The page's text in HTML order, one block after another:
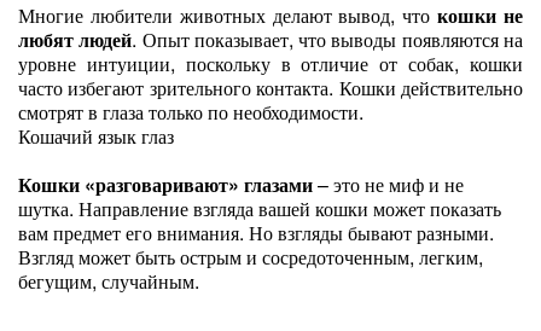
Многие любители животных делают вывод, что кошки не
любят людей. Опыт показывает, что выводы появляются на
уровне интуиции, поскольку в отличие от собак, кошки
часто избегают зрительного контакта. Кошки действительно
смотрят в глаза только по необходимости.
Кошачий язык глаз
Кошки «разговаривают» глазами– это не миф и не
шутка. Направление взгляда вашей кошки может показать
вам предмет его внимания. Но взгляды бывают разными.
Взгляд может быть острым и сосредоточенным, легким,
бегущим, случайным.